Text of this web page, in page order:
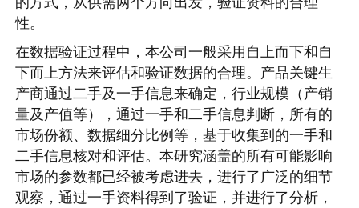
性。
在数据验证过程中，本公司一般采用自上而下和自
下而上方法来评估和验证数据的合理。产品关键生
产商通过二手及一手信息来确定，行业规模（产销
量及产值等），通过一手和二手信息判断，所有的
市场份额、数据细分比例等，基于收集到的一手和
二手信息核对和评估。本研究涵盖的所有可能影响
市场的参数都已经被考虑进去，进行了广泛的细节
观察，通过一手资料得到了验证，并进行了分析，